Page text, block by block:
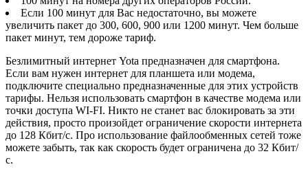
Если 100 минут для Вас недостаточно, вы можете
увеличить пакет до 300, 600, 900 или 1200 минут. Чем больше
пакет минут, тем дороже тариф.
Безлимитный интернет Yota предназначен для смартфона.
Если вам нужен интернет для планшета или модема,
подключите специально предназначенные для этих устройств
тарифы. Нельзя использовать смартфон в качестве модема или
точки доступа WI-FI. Никто не станет вас блокировать за эти
действия, просто произойдет ограничение скорости интернета
до 128 Кбит/с. Про использование файлообменных сетей тоже
можете забыть, так как скорость будет ограничена до 32 Кбит/
с.